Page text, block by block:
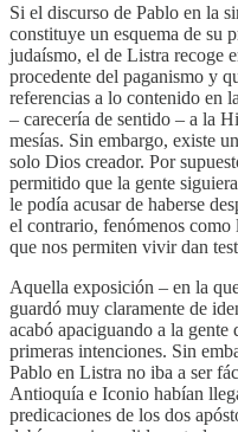
Si el discurso de Pablo en la
constituye un esquema de su
judaísmo, el de Listra recoge
procedente del paganismo y
referencias a lo contenido en
– carecería de sentido – a la
mesías. Sin embargo, existe
solo Dios creador. Por
permitido que la gente
le podía acusar de haberse
el contrario, fenómenos como
que nos permiten vivir dan
Aquella exposición – en la
guardó muy claramente de
acabó apaciguando a la
primeras intenciones. Sin
Pablo en Listra no iba a ser
Antioquía e Iconio habían
predicaciones de los dos